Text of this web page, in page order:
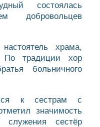
состоялась
добровольцев
храма,
По традиции хор
больничного
к сестрам с
значимость
служения сестёр